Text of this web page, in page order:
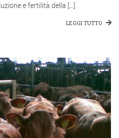
e fertilità della […]
LEGGI TUTTO